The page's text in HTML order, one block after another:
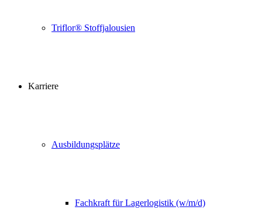
Triflor® Stoffjalousien
Karriere
Ausbildungsplätze
Fachkraft für Lagerlogistik (w/m/d)